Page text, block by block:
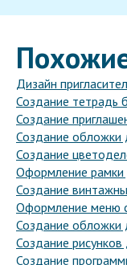
Дизайн
Создание тетрадь
Создание
Создание обложки
Создание
Оформление рамки
Создание
Оформление меню
Создание обложки
Создание рисунков
Создание